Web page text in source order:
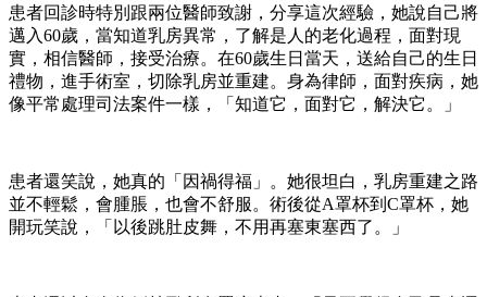
患者回診時特別跟兩位醫師致謝，分享這次經驗，她說自己將
邁入60歲，當知道乳房異常，了解是人的老化過程，面對現
實，相信醫師，接受治療。在60歲生日當天，送給自己的生日
禮物，進手術室，切除乳房並重建。身為律師，面對疾病，她
像平常處理司法案件一樣，「知道它，面對它，解決它。」
患者還笑說，她真的「因禍得福」。她很坦白，乳房重建之路
並不輕鬆，會腫脹，也會不舒服。術後從A罩杯到C罩杯，她
開玩笑說，「以後跳肚皮舞，不用再塞東塞西了。」